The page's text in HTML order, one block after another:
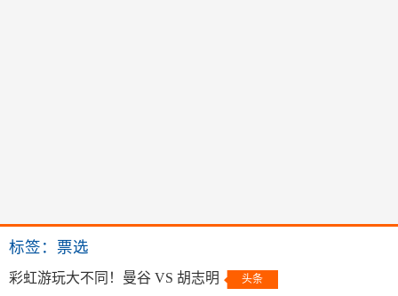
标签：票选
彩虹游玩大不同！曼谷 VS 胡志明 头条